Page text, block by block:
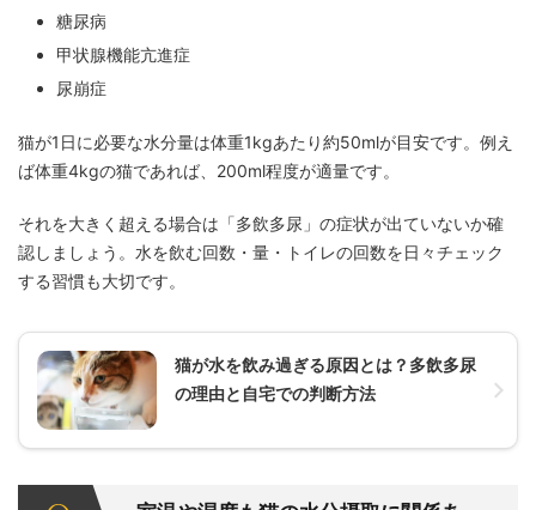
糖尿病
甲状腺機能亢進症
尿崩症
猫が1日に必要な水分量は体重1kgあたり約50mlが目安です。例え
ば体重4kgの猫であれば、200ml程度が適量です。
それを大きく超える場合は「多飲多尿」の症状が出ていないか確
認しましょう。水を飲む回数・量・トイレの回数を日々チェック
する習慣も大切です。
猫が水を飲み過ぎる原因とは？多飲多尿
の理由と自宅での判断方法